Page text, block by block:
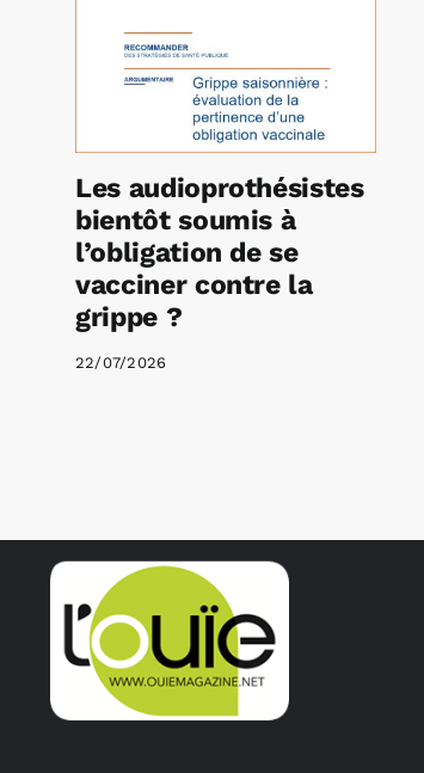
Les audioprothésistes
bientôt soumis à
l’obligation de se
vacciner contre la
grippe ?
22/07/2026